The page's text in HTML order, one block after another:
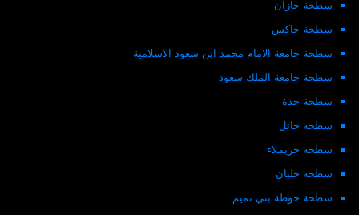
سطحة جازان
سطحة جاكس
سطحة جامعة الامام محمد ابن سعود الاسلامية
سطحة جامعة الملك سعود
سطحة جدة
سطحة حائل
سطحة حريملاء
سطحة حلبان
سطحة حوطة بني تميم